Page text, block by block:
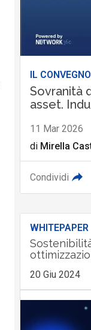
IL CONVEGNO
Sovranità
asset.
11 Mar 2026
di Mirella
Condividi
WHITEPAPER
20 Giu 2024